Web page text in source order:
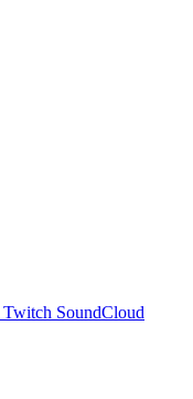
Twitch SoundCloud